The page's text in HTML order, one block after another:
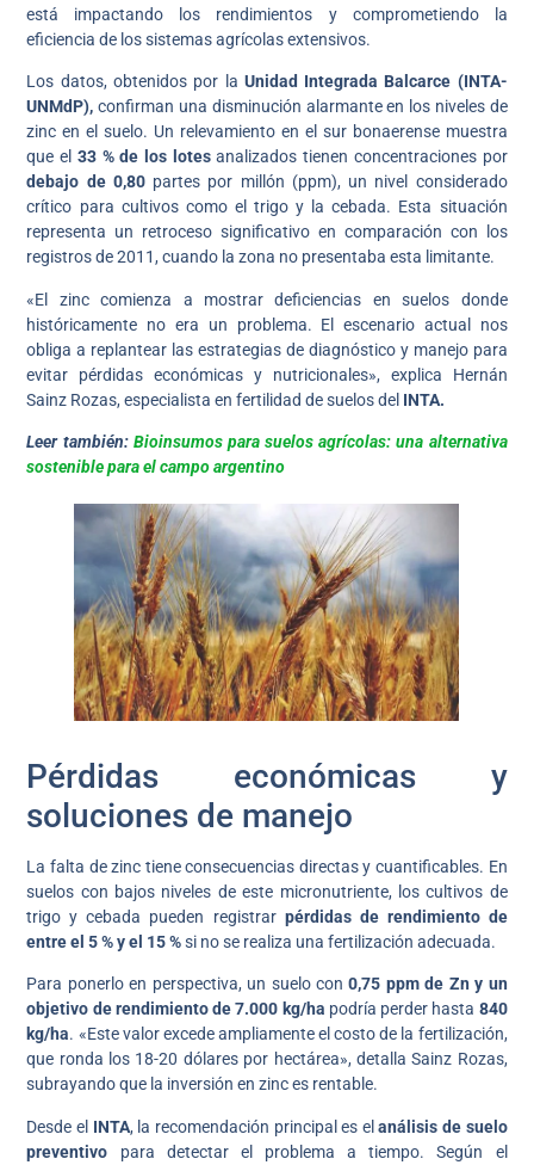
está impactando los rendimientos y comprometiendo la
eficiencia de los sistemas agrícolas extensivos.
Los datos, obtenidos por la Unidad Integrada Balcarce (INTA-
UNMdP),confirman una disminución alarmante en los niveles de
zinc en el suelo. Un relevamiento en el sur bonaerense muestra
que el 33 % de los lotesanalizados tienen concentraciones por
debajo de 0,80 partes por millón (ppm), un nivel considerado
crítico para cultivos como el trigo y la cebada. Esta situación
representa un retroceso significativo en comparación con los
registros de 2011, cuando la zona no presentaba esta limitante.
«El zinc comienza a mostrar deficiencias en suelos donde
históricamente no era un problema. El escenario actual nos
obliga a replantear las estrategias de diagnóstico y manejo para
evitar pérdidas económicas y nutricionales», explica Hernán
Sainz Rozas, especialista en fertilidad de suelos del INTA.
Leer también: Bioinsumos para suelos agrícolas: una alternativa
sostenible para el campo argentino
Pérdidas económicas y
soluciones de manejo
La falta de zinc tiene consecuencias directas y cuantificables. En
suelos con bajos niveles de este micronutriente, los cultivos de
trigo y cebada pueden registrar pérdidas de rendimiento de
entre el 5 % y el 15 %si no se realiza una fertilización adecuada.
Para ponerlo en perspectiva, un suelo con 0,75 ppm de Zn y un
objetivo de rendimiento de 7.000 kg/ha podría perder hasta 840
kg/ha. «Este valor excede ampliamente el costo de la fertilización,
que ronda los 18-20 dólares por hectárea», detalla Sainz Rozas,
subrayando que la inversión en zinc es rentable.
Desde el INTA, la recomendación principal es elanálisis de suelo
preventivo para detectar el problema a tiempo. Según el